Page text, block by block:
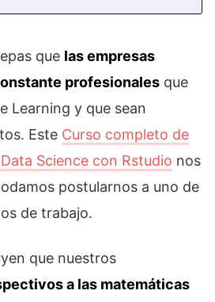
que las empresas
profesionales que
Learning y que sean
Este Curso completo de
Science con Rstudio nos
postularnos a uno de
de trabajo.
que nuestros
a las matemáticas